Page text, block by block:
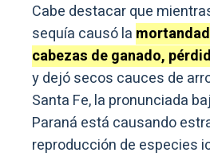
Cabe destacar que
sequía causó la
cabezas de ganado,
y dejó secos cauces de
Santa Fe, la pronunciada
Paraná está causando
reproducción de especies